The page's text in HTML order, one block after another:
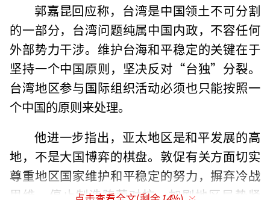
郭嘉昆回应称，台湾是中国领土不可分割
的一部分，台湾问题纯属中国内政，不容任何
外部势力干涉。维护台海和平稳定的关键在于
坚持一个中国原则，坚决反对“台独”分裂。
台湾地区参与国际组织活动必须也只能按照一
个中国的原则来处理。
他进一步指出，亚太地区是和平发展的高
地，不是大国博弈的棋盘。敦促有关方面切实
尊重地区国家维护和平稳定的努力，摒弃冷战
思维，停止制造阵营对抗，加剧地区局势紧